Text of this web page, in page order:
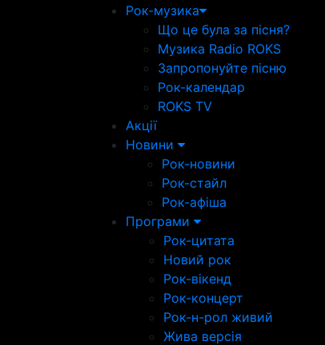
Рок-музика
Що це була за пісня?
Музика Radio ROKS
Запропонуйте пісню
Рок-календар
ROKS TV
Акції
Новини
Рок-новини
Рок-стайл
Рок-афіша
Програми
Рок-цитата
Новий рок
Рок-вікенд
Рок-концерт
Рок-н-рол живий
Жива версія